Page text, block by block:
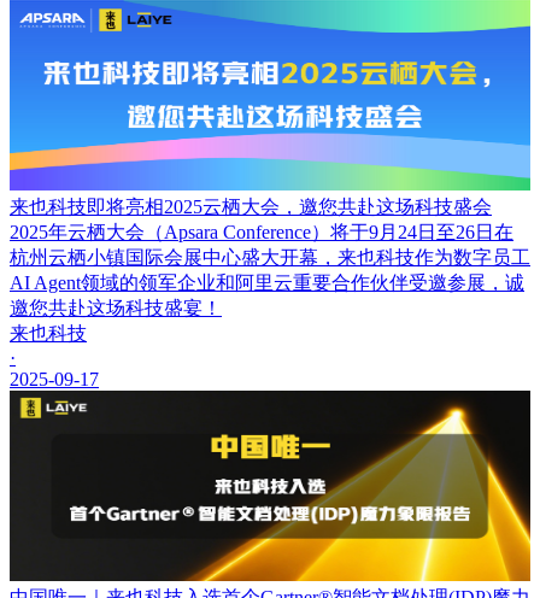
来也科技即将亮相2025云栖大会，邀您共赴这场科技盛会
2025年云栖大会（Apsara Conference）将于9月24日至26日在
杭州云栖小镇国际会展中心盛大开幕，来也科技作为数字员工
AI Agent领域的领军企业和阿里云重要合作伙伴受邀参展，诚
邀您共赴这场科技盛宴！
来也科技
·
2025-09-17